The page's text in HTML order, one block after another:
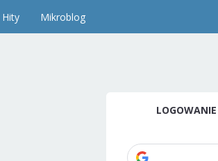
Hity Mikroblog
LOGOWANIE